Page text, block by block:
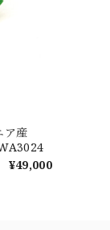
ア産
¥49,000